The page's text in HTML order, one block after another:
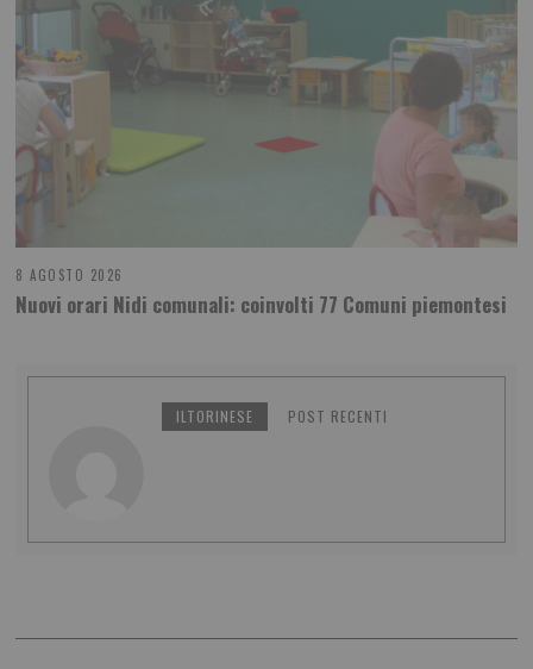
8 AGOSTO 2026
Nuovi orari Nidi comunali: coinvolti 77 Comuni piemontesi
ILTORINESE POST RECENTI